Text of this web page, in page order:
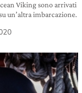
Viking sono arrivati
un’altra imbarcazione.